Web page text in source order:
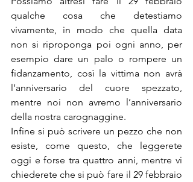
qualche cosa che detestiamo
vivamente, in modo che quella data
non si riproponga poi ogni anno, per
esempio dare un palo o rompere un
fidanzamento, così la vittima non avrà
l’anniversario del cuore spezzato,
mentre noi non avremo l’anniversario
della nostra carognaggine.
Infine si può scrivere un pezzo che non
esiste, come questo, che leggerete
oggi e forse tra quattro anni, mentre vi
chiederete che si può fare il 29 febbraio